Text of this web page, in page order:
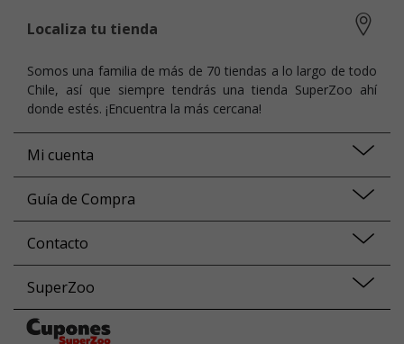
Localiza tu tienda
Somos una familia de más de 70 tiendas a lo largo de todo
Chile, así que siempre tendrás una tienda SuperZoo ahí
donde estés. ¡Encuentra la más cercana!
Mi cuenta
Guía de Compra
Contacto
SuperZoo